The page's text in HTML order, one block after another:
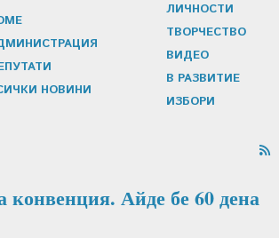
НОВИНИ
ЛИЧНОСТИ
ТВОРЧЕСТВО
ВИДЕО
В РАЗВИТИЕ
ИЗБОРИ
конвенция. Айде бе 60 дена